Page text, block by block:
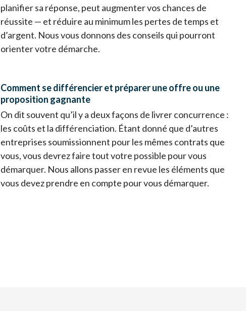
planifier sa réponse, peut augmenter vos chances de
réussite — et réduire au minimum les pertes de temps et
d’argent. Nous vous donnons des conseils qui pourront
orienter votre démarche.
Comment se différencier et préparer une offre ou une
proposition gagnante
On dit souvent qu’il y a deux façons de livrer concurrence :
les coûts et la différenciation. Étant donné que d’autres
entreprises soumissionnent pour les mêmes contrats que
vous, vous devrez faire tout votre possible pour vous
démarquer. Nous allons passer en revue les éléments que
vous devez prendre en compte pour vous démarquer.